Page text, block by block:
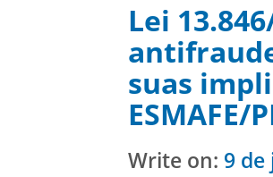
Lei
suas
ESMAFE/
Write on: 9 de